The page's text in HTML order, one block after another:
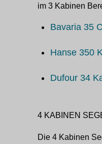
im 3 Kabinen
Bavaria 35
Hanse 350
Dufour 34
4 KABINEN
Die 4 Kabinen